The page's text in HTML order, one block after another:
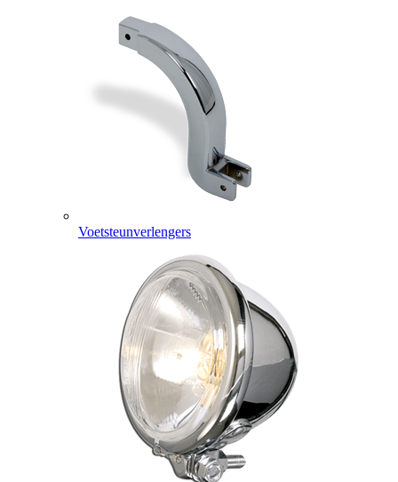
Voetsteunverlengers